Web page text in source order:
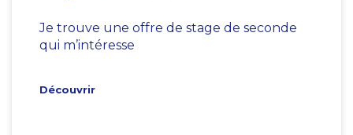
Je trouve une offre de stage de seconde
qui m’intéresse
Découvrir